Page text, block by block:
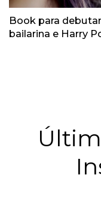
Book para
bailarina e Harry